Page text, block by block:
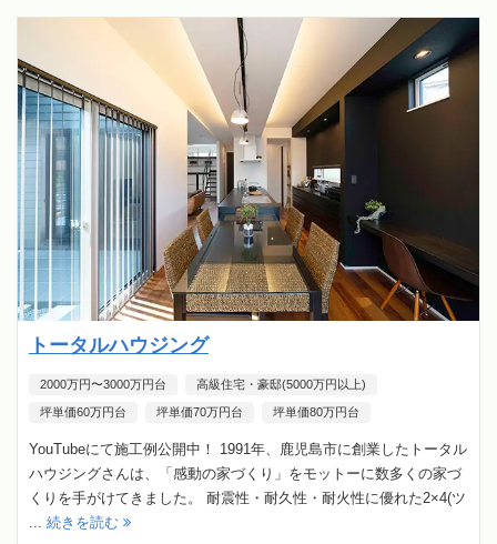
トータルハウジング
2000万円〜3000万円台 高級住宅・豪邸(5000万円以上)
坪単価60万円台 坪単価70万円台 坪単価80万円台
YouTubeにて施工例公開中！ 1991年、鹿児島市に創業したトータル
ハウジングさんは、「感動の家づくり」をモットーに数多くの家づ
くりを手がけてきました。 耐震性・耐久性・耐火性に優れた2×4(ツ
... 続きを読む